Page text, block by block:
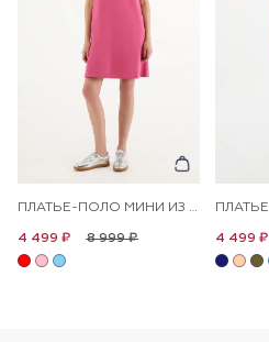
ПЛАТЬЕ-ПОЛО МИНИ ИЗ ХЛОПКА ПРЯМОЕ
8 999 ₽
4 499 ₽ 4 499 ₽